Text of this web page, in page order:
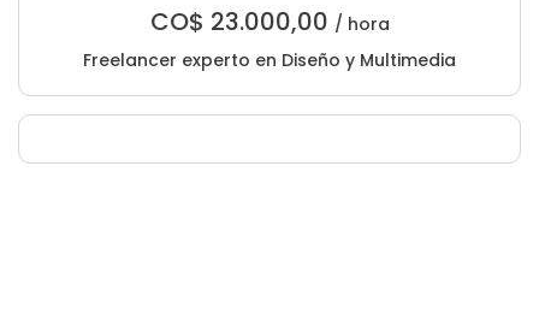
CO$ 23.000,00 / hora
Freelancer experto en Diseño y Multimedia